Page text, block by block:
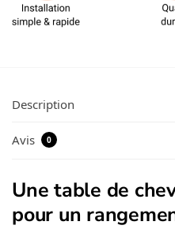
Description
Avis 0
Une table de
pour un